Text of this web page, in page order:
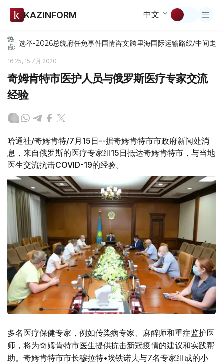
KAZINFORM 中文
热
点: 选举-2026总统府任免事件国情咨文跨里海国际运输路线/中间走廊
16:25, 15 7月 2020
奇姆肯特市医护人员与俄罗斯医疗专家交流
经验
哈通社/奇姆肯特/7月15日--据奇姆肯特市市政府新闻处消
息，来自俄罗斯的医疗专家组15日抵达奇姆肯特市，与当地
医生交流抗击COVID-19的经验。
多名医疗保健专家，例如传染病专家、麻醉师和重症监护医
师，将为奇姆肯特市医生提供抗击新冠疫情的建议和实践帮
助。奇姆肯特市市长穆拉特•埃铁诺夫与7名专家组成的小